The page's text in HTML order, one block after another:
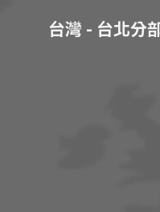
台灣 - 台北分